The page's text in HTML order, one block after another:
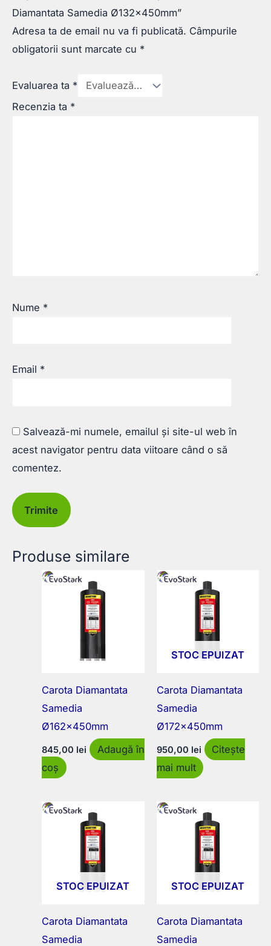
Diamantata Samedia Ø132x450mm”
Adresa ta de email nu va fi publicată. Câmpurile
obligatorii sunt marcate cu *
Evaluarea ta *
Recenzia ta *
Nume *
Email *
Salvează-mi numele, emailul și site-ul web în
acest navigator pentru data viitoare când o să
comentez.
Produse similare
Carota Diamantata
Samedia
Ø162x450mm
845,00 lei
Adaugă în
coș
STOC EPUIZAT
Carota Diamantata
Samedia
Ø172x450mm
950,00 lei
Citește
mai mult
STOC EPUIZAT
Carota Diamantata
Samedia
STOC EPUIZAT
Carota Diamantata
Samedia